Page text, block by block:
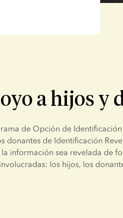
a hijos y
de Opción de
donantes de Identificación
información sea revelada de
los hijos, los